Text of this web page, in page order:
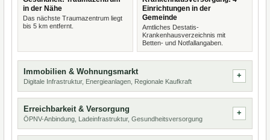
in der Nähe
Das nächste Traumazentrum liegt
bis 5 km entfernt.
Einrichtungen in der
Gemeinde
Amtliches Destatis-
Krankenhausverzeichnis mit
Betten- und Notfallangaben.
Immobilien & Wohnungsmarkt
Digitale Infrastruktur, Energieanlagen, Regionale Kaufkraft
Erreichbarkeit & Versorgung
ÖPNV-Anbindung, Ladeinfrastruktur, Gesundheitsversorgung